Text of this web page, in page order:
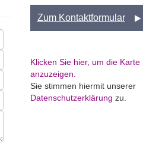
Zum Kontaktformular
Klicken Sie hier, um die Karte
anzuzeigen.
Sie stimmen hiermit unserer
Datenschutzerklärung zu.